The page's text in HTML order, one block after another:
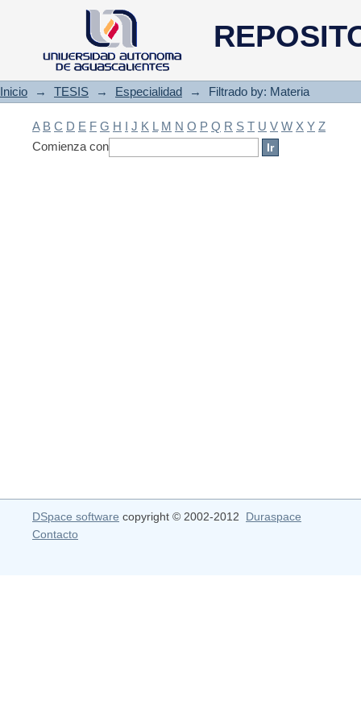
Filtrado by: Materia
Inicio → TESIS → Especialidad → Filtrado by: Materia
A B C D E F G H I J K L M N O P Q R S T U V W X Y Z
Comienza con
DSpace software copyright © 2002-2012 Duraspace
Contacto